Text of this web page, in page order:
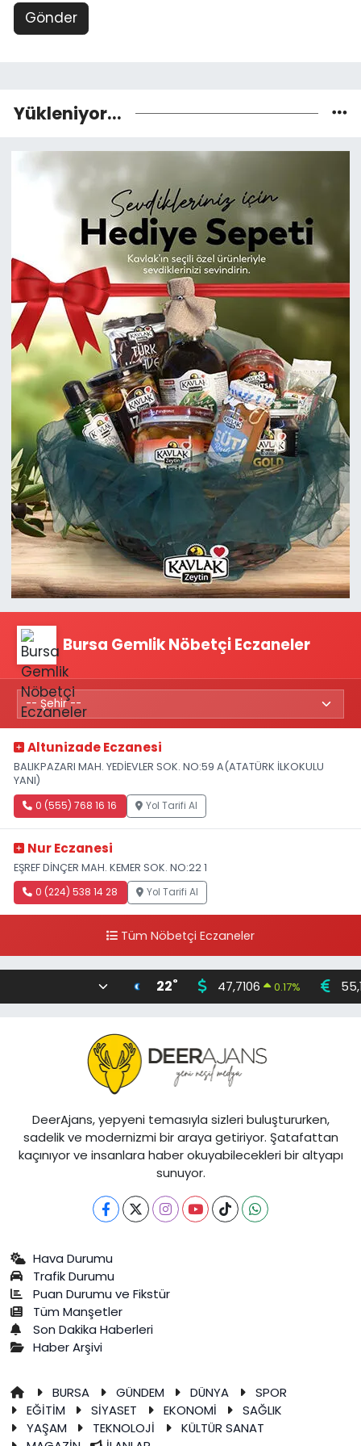
Gönder
Yükleniyor...
Bursa Gemlik Nöbetçi Eczaneler
Altunizade Eczanesi
BALIKPAZARI MAH. YEDİEVLER SOK. NO:59 A(ATATÜRK İLKOKULU
YANI)
0 (555) 768 16 16 Yol Tarifi Al
Nur Eczanesi
EŞREF DİNÇER MAH. KEMER SOK. NO:22 1
0 (224) 538 14 28 Yol Tarifi Al
Tüm Nöbetçi Eczaneler
22° 47,7106 0.17%
DeerAjans, yepyeni temasıyla sizleri buluştururken,
sadelik ve modernizmi bir araya getiriyor. Şatafattan
kaçınıyor ve insanlara haber okuyabilecekleri bir altyapı
sunuyor.
Hava Durumu
Trafik Durumu
Puan Durumu ve Fikstür
Tüm Manşetler
Son Dakika Haberleri
Haber Arşivi
BURSA GÜNDEM DÜNYA
SPOR
EĞİTİM
SİYASET EKONOMİ
SAĞLIK
YAŞAM
TEKNOLOJİ
KÜLTÜR SANAT